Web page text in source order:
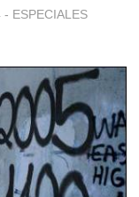
- ESPECIALES